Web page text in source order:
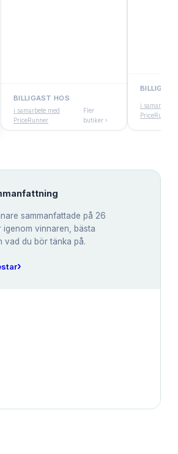
BILLIGAST HOS
i samarbete med
PriceRunner
Fler
butiker ›
i samarbete
PriceRunner
sammanfattade på 26
igenom vinnaren, bästa
vad du bör tänka på.
›